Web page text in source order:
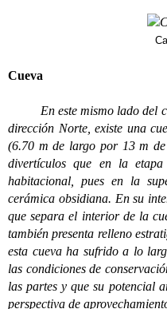
Cueva
En este mismo lado del
dirección Norte, existe una
(6.70 m de largo por 13 m
divertículos que en la
habitacional, pues en la
cerámica obsidiana. En su
que separa el interior de la
también presenta relleno
esta cueva ha sufrido a lo
las condiciones de
las partes y que su potencial
perspectiva de